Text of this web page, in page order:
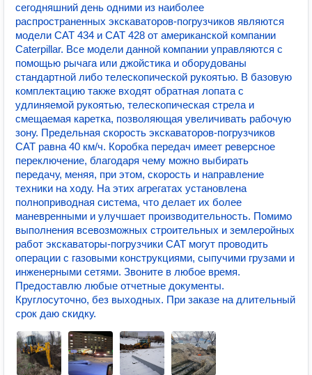
сегодняшний день одними из наиболее
распространенных экскаваторов-погрузчиков являются
модели САТ 434 и САТ 428 от американской компании
Caterpillar. Все модели данной компании управляются с
помощью рычага или джойстика и оборудованы
стандартной либо телескопической рукоятью. В базовую
комплектацию также входят обратная лопата с
удлиняемой рукоятью, телескопическая стрела и
смещаемая каретка, позволяющая увеличивать рабочую
зону. Предельная скорость экскаваторов-погрузчиков
CAT равна 40 км/ч. Коробка передач имеет реверсное
переключение, благодаря чему можно выбирать
передачу, меняя, при этом, скорость и направление
техники на ходу. На этих агрегатах установлена
полноприводная система, что делает их более
маневренными и улучшает производительность. Помимо
выполнения всевозможных строительных и землеройных
работ экскаваторы-погрузчики CAT могут проводить
операции с газовыми конструкциями, сыпучими грузами и
инженерными сетями. Звоните в любое время.
Предоставлю любые отчетные документы.
Круглосуточно, без выходных. При заказе на длительный
срок даю скидку.